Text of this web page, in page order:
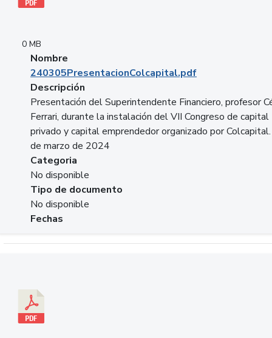
0 MB
Nombre
240305PresentacionColcapital.pdf
Descripción
Presentación del Superintendente Financiero, profesor
Ferrari, durante la instalación del VII Congreso de capital
privado y capital emprendedor organizado por
de marzo de 2024
Categoria
No disponible
Tipo de documento
No disponible
Fechas